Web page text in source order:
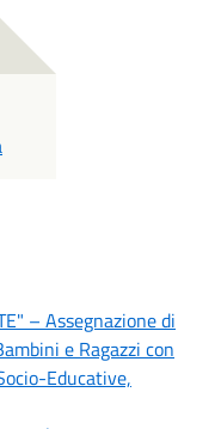
– Assegnazione di
e Ragazzi con
Educative,